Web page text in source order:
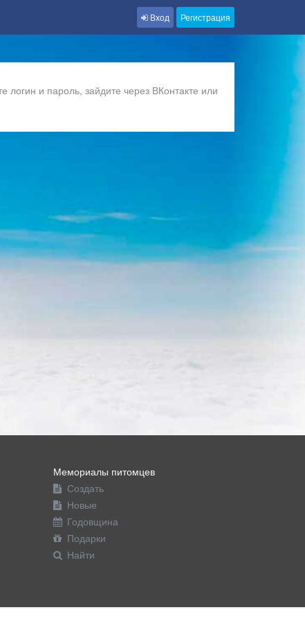
Вход Регистрация
логин и пароль, зайдите через ВКонтакте или
Мемориалы питомцев
Создать
Новые
Годовщина
Подарки
Найти